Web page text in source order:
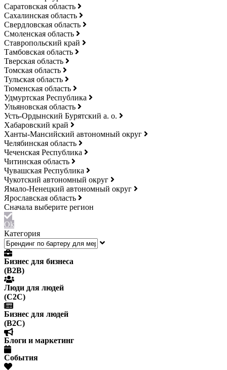
Саратовская область
Сахалинская область
Свердловская область
Смоленская область
Ставропольский край
Тамбовская область
Тверская область
Томская область
Тульская область
Тюменская область
Удмуртская Республика
Ульяновская область
Усть-Ордынский Бурятский а. о.
Хабаровский край
Ханты-Мансийский автономный округ
Челябинская область
Чеченская Республика
Читинская область
Чувашская Республика
Чукотский автономный округ
Ямало-Ненецкий автономный округ
Ярославская область
Ok
Категория
Бизнес для бизнеса
(B2B)
Люди для людей
(С2С)
Бизнес для людей
(B2C)
Блоги и маркетинг
События